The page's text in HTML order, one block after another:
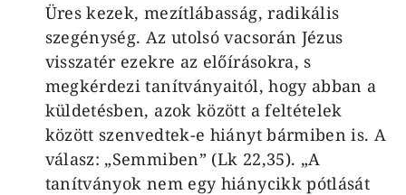
Üres kezek, mezítlábasság, radikális
szegénység. Az utolsó vacsorán Jézus
visszatér ezekre az előírásokra, s
megkérdezi tanítványaitól, hogy abban a
küldetésben, azok között a feltételek
között szenvedtek-e hiányt bármiben is. A
válasz: „Semmiben” (Lk 22,35). „A
tanítványok nem egy hiánycikk pótlását